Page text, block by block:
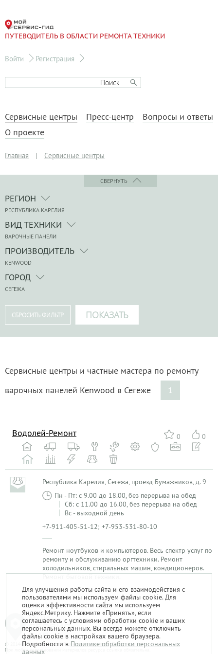
ПУТЕВОДИТЕЛЬ В ОБЛАСТИ РЕМОНТА ТЕХНИКИ
Войти Регистрация
Сервисные центры Пресс-центр
Вопросы и ответы
О проекте
Главная | Сервисные центры
СВЕРНУТЬ
РЕГИОН
РЕСПУБЛИКА КАРЕЛИЯ
ВИД ТЕХНИКИ
ВАРОЧНЫЕ ПАНЕЛИ
ПРОИЗВОДИТЕЛЬ
KENWOOD
ГОРОД
СЕГЕЖА
Сервисные центры и частные мастера по ремонту
варочных панелей Kenwood в Сегеже
1
0 0
Водолей-Ремонт
Республика Карелия, Сегежа, проезд Бумажников, д. 9
Пн - Пт: с 9.00 до 18.00, без перерыва на обед
Сб: с 11.00 до 16.00, без перерыва на обед
Вс - выходной день
+7-911-405-51-12; +7-953-531-80-10
Ремонт ноутбуков и компьютеров. Весь спектр услуг по
ремонту и обслуживанию оргтехники. Ремонт
холодильников, стиральных машин, кондиционеров.
Ремонт бытовой техники.
1
© 2014-2026. «Мой Сервис-Гид» – проект группы «Текарт».
При любом использовании материалов ресурса ссылка обязательна.
Для улучшения работы сайта и его взаимодействия с
пользователями мы используем файлы cookie. Для
оценки эффективности сайта мы используем
Яндекс.Метрику. Нажмите «Принять», если
соглашаетесь с условиями обработки cookie и ваших
персональных данных. Вы всегда можете отключить
файлы cookie в настройках вашего браузера.
Подробности в Политике обработки персональных
данных